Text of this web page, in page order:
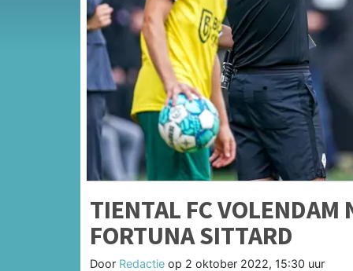
TIENTAL FC VOLENDAM
FORTUNA SITTARD
Door Redactie op 2 oktober 2022, 15:30 uur